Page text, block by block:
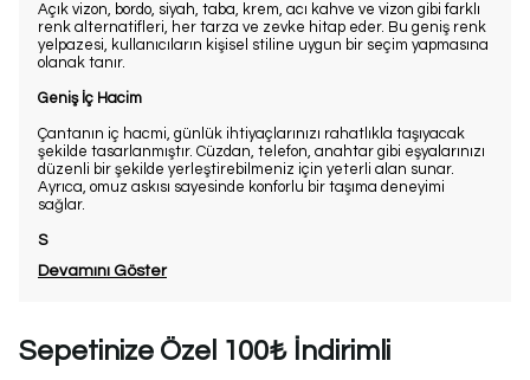
Açık vizon, bordo, siyah, taba, krem, acı kahve ve vizon gibi farklı
renk alternatifleri, her tarza ve zevke hitap eder. Bu geniş renk
yelpazesi, kullanıcıların kişisel stiline uygun bir seçim yapmasına
olanak tanır.
Geniş İç Hacim
Çantanın iç hacmi, günlük ihtiyaçlarınızı rahatlıkla taşıyacak
şekilde tasarlanmıştır. Cüzdan, telefon, anahtar gibi eşyalarınızı
düzenli bir şekilde yerleştirebilmeniz için yeterli alan sunar.
Ayrıca, omuz askısı sayesinde konforlu bir taşıma deneyimi
sağlar.
S
Devamını Göster
Sepetinize Özel 100₺ İndirimli